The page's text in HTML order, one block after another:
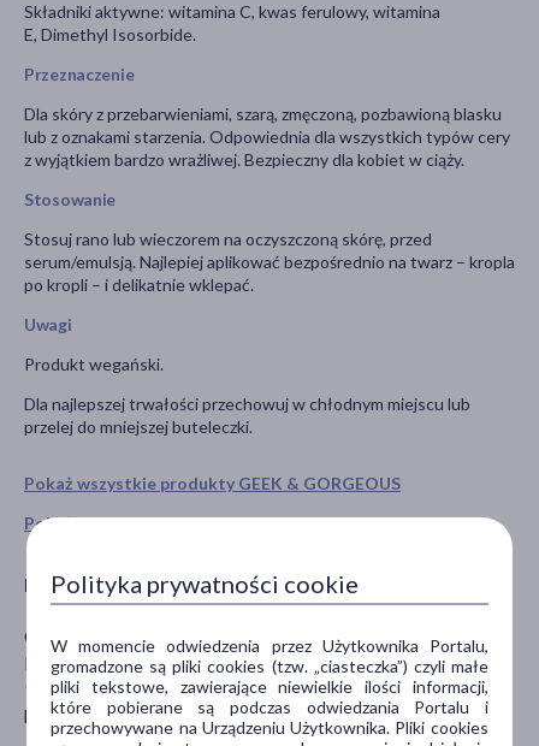
Pokaż wszystkie produkty GEEK & GORGEOUS
Pokaż wszystkie produkty linii 101 marki Geek & Gorgeous
Producent
GEEK&GORGEOUS KFT.
Bécsi út 85
1036 Budapest
hello@geekandgorgeous.com
Składniki aktywne: witamina C, kwas ferulowy, witamina
E, Dimethyl Isosorbide.
Przeznaczenie
Dla skóry z przebarwieniami, szarą, zmęczoną, pozbawioną blasku
lub z oznakami starzenia. Odpowiednia dla wszystkich typów cery
z wyjątkiem bardzo wrażliwej. Bezpieczny dla kobiet w ciąży.
Stosowanie
Stosuj rano lub wieczorem na oczyszczoną skórę, przed
serum/emulsją. Najlepiej aplikować bezpośrednio na twarz – kropla
po kropli – i delikatnie wklepać.
Uwagi
Produkt wegański.
Dla najlepszej trwałości przechowuj w chłodnym miejscu lub
przelej do mniejszej buteleczki.
Polityka prywatności cookie
W momencie odwiedzenia przez Użytkownika Portalu,
gromadzone są pliki cookies (tzw. „ciasteczka”) czyli małe
pliki tekstowe, zawierające niewielkie ilości informacji,
które pobierane są podczas odwiedzania Portalu i
przechowywane na Urządzeniu Użytkownika. Pliki cookies